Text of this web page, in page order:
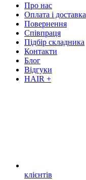
Про нас
Оплата і доставка
Повернення
Співпраця
Підбір складника
Контакти
Блог
Відгуки
HAIR +
клієнтів